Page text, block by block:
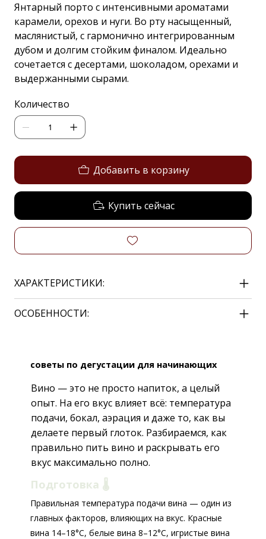
Янтарный порто с интенсивными ароматами
карамели, орехов и нуги. Во рту насыщенный,
маслянистый, с гармонично интегрированным
дубом и долгим стойким финалом. Идеально
сочетается с десертами, шоколадом, орехами и
выдержанными сырами.
Количество
Добавить в корзину
Купить сейчас
ХАРАКТЕРИСТИКИ:
ОСОБЕННОСТИ:
советы по дегустации для начинающих
Вино — это не просто напиток, а целый
опыт. На его вкус влияет всё: температура
подачи, бокал, аэрация и даже то, как вы
делаете первый глоток. Разбираемся, как
правильно пить вино и раскрывать его
вкус максимально полно.
Подготовка 🌡️
Правильная температура подачи вина — один из
главных факторов, влияющих на вкус. Красные
вина 14–18°C, белые вина 8–12°C, игристые вина